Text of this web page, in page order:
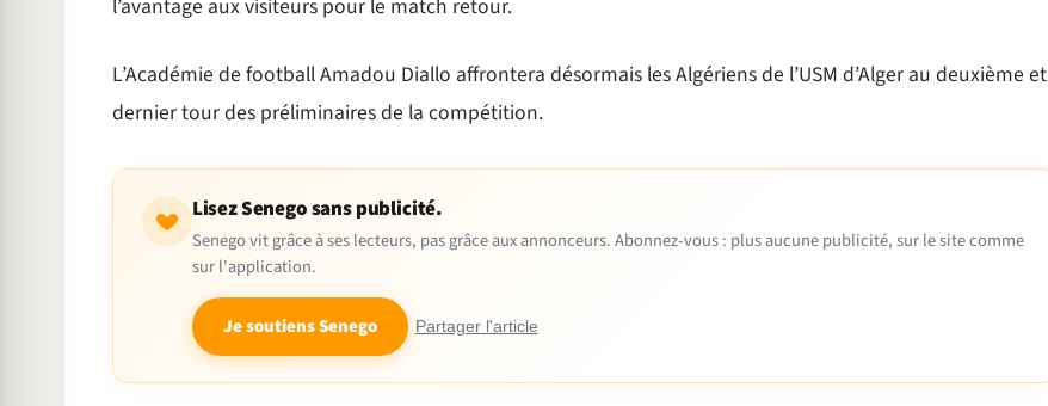
l’avantage aux visiteurs pour le match retour.
L’Académie de football Amadou Diallo affrontera désormais les Algériens de l’USM d’Alger au deuxième et
dernier tour des préliminaires de la compétition.
Lisez Senego sans publicité.
Senego vit grâce à ses lecteurs, pas grâce aux annonceurs. Abonnez-vous : plus aucune publicité, sur le site comme
sur l'application.
Je soutiens Senego Partager l'article